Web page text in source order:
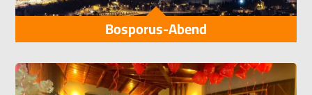
Bosporus-Abend